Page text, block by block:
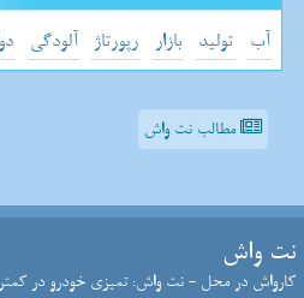
آب تولید بازار رپورتاژ آلودگی
مطالب نت واش
نت واش
کارواش در محل - نت واش: تمیزی خودرو در